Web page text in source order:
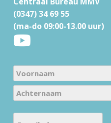
(0347) 34 69 55
(ma-do 09:00-13.00 uur)
N
a
m
V
o
o